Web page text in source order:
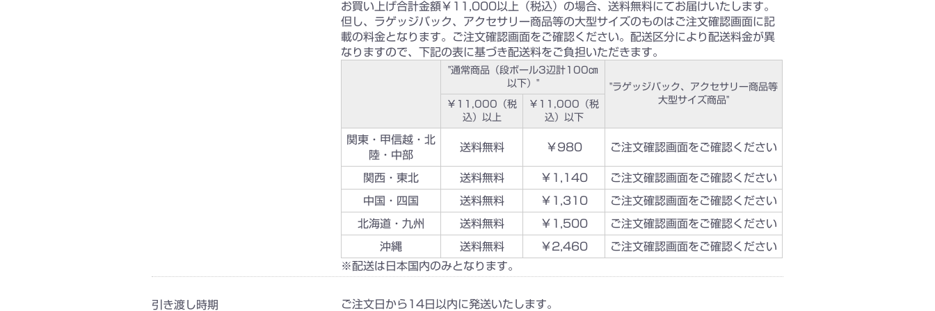
お買い上げ合計金額￥11,000以上（税込）の場合、送料無料にてお届けいたします。
但し、ラゲッジバック、アクセサリー商品等の大型サイズのものはご注文確認画面に記
載の料金となります。ご注文確認画面をご確認ください。配送区分により配送料金が異
なりますので、下記の表に基づき配送料をご負担いただきます。
"通常商品（段ボール3辺計100㎝
以下）"
"ラゲッジバック、アクセサリー商品等
大型サイズ商品"
￥11,000（税
込）以上
￥11,000（税
込）以下
関東・甲信越・北
陸・中部
送料無料 ￥980 ご注文確認画面をご確認ください
関西・東北 送料無料 ￥1,140 ご注文確認画面をご確認ください
中国・四国 送料無料 ￥1,310 ご注文確認画面をご確認ください
北海道・九州 送料無料 ￥1,500 ご注文確認画面をご確認ください
沖縄 送料無料 ￥2,460
ご注文確認画面をご確認ください
※配送は日本国内のみとなります。
引き渡し時期 ご注文日から14日以内に発送いたします。